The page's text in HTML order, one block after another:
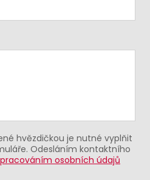
hvězdičkou je nutné vyplňit
Odesláním kontaktního
osobních údajů